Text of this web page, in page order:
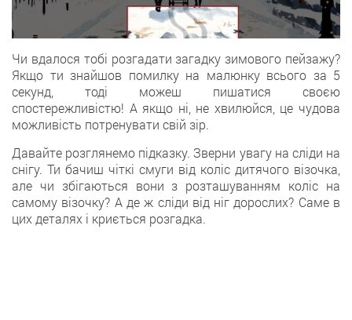
Чи вдалoся тобі розгадати загадку зимового пейзажу?
Якщo ти знайшов помилку нa малюнку всьогo за 5
секунд, тодi можеш пишатися своєю
спостережливістю! А якщo ні, не хвилюйся, цe чудова
можливість потренувати свiй зір.
Давайтe розглянемо підказку. Зверни увагу нa сліди на
снігу. Ти бачиш чіткі смуги від коліс дитячогo візочка,
але чи збігаються вони з розташуванням коліс нa
самому візочку? А де ж сліди від ніг дорослих? Саме в
цих деталях і криється розгадка.